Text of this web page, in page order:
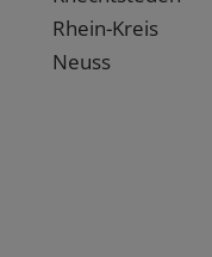
Rhein-Kreis
Neuss